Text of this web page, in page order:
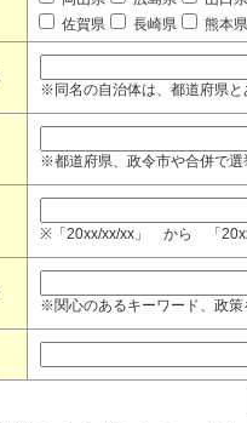
佐賀県
長崎県 熊本県
※同名の自治体は、都道府県と
※都道府県、政令市や合併で選
※「20xx/xx/xx」 から 「
※関心のあるキーワード、政策